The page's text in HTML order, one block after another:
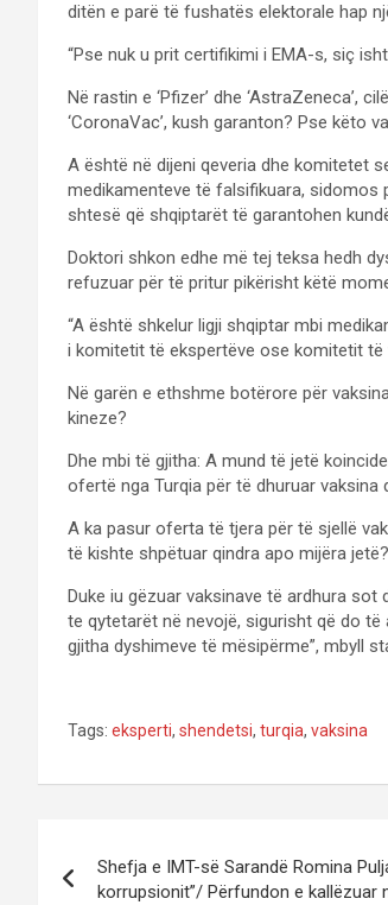
ditën e parë të fushatës elektorale hap
“Pse nuk u prit certifikimi i EMA-s, siç
Në rastin e ‘Pfizer’ dhe ‘AstraZeneca’,
‘CoronaVac’, kush garanton? Pse këto
A është në dijeni qeveria dhe komitetet
medikamenteve të falsifikuara, sidomos
shtesë që shqiptarët të garantohen
Doktori shkon edhe më tej teksa hedh
refuzuar për të pritur pikërisht këtë
“A është shkelur ligji shqiptar mbi
i komitetit të ekspertëve ose komitetit të
Në garën e ethshme botërore për
kineze?
Dhe mbi të gjitha: A mund të jetë
ofertë nga Turqia për të dhuruar vaksina
A ka pasur oferta të tjera për të sjellë
të kishte shpëtuar qindra apo mijëra
Duke iu gëzuar vaksinave të ardhura
te qytetarët në nevojë, sigurisht që do të
gjitha dyshimeve të mësipërme”, mbyll
Tags: eksperti, shendetsi, turqia, vaksina
Shefja e IMT-së Sarandë Romina
korrupsionit”/ Përfundon e kallëzuar